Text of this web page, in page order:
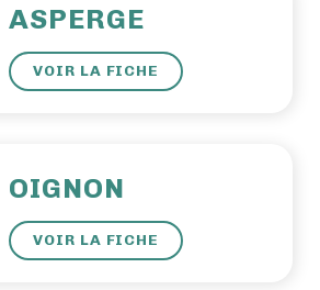
ASPERGE
VOIR LA FICHE
OIGNON
VOIR LA FICHE